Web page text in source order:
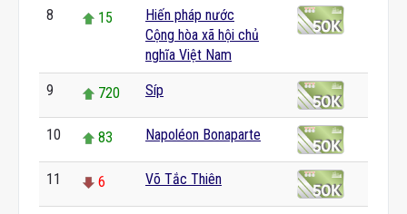
8 15
Hiến pháp nước
Cộng hòa xã hội chủ
nghĩa Việt Nam
9 720 Síp
10 83 Napoléon Bonaparte
11 6 Võ Tắc Thiên